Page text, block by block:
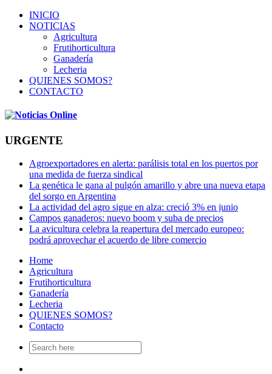
INICIO
NOTICIAS
Agricultura
Frutihorticultura
Ganadería
Lecheria
QUIENES SOMOS?
CONTACTO
URGENTE
Agroexportadores en alerta: parálisis total en los puertos por
una medida de fuerza sindical
La genética le gana al pulgón amarillo y abre una nueva etapa
del sorgo en Argentina
La actividad del agro sigue en alza: creció 3% en junio
Campos ganaderos: nuevo boom y suba de precios
La avicultura celebra la reapertura del mercado europeo:
podrá aprovechar el acuerdo de libre comercio
Home
Agricultura
Frutihorticultura
Ganadería
Lecheria
QUIENES SOMOS?
Contacto
Search
for: